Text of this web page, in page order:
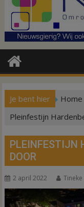
Je bent hier Home
Pleinfestijn
PLEINFESTIJN
DOOR
2 april 2022